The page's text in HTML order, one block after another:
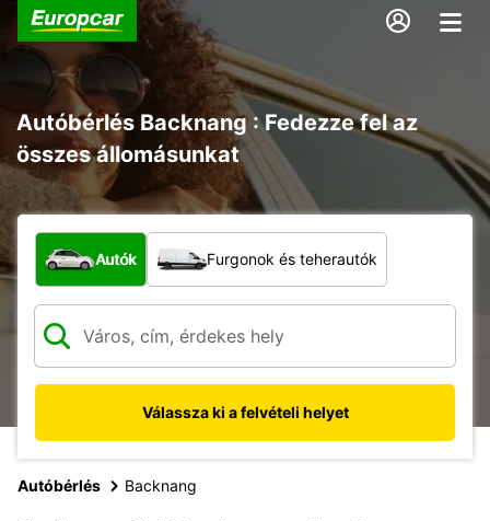
Autóbérlés Backnang : Fedezze fel az
összes állomásunkat
Milyen típusú jármű?
Autók Furgonok és teherautók
Válassza ki a felvételi helyet
Autóbérlés Backnang